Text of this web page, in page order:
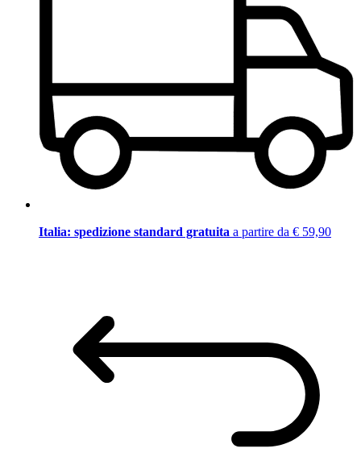
Italia: spedizione standard gratuita a partire da € 59,90